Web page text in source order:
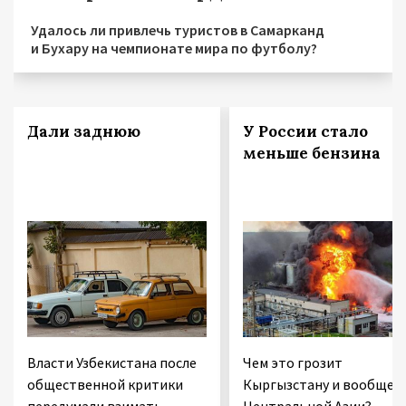
Удалось ли привлечь туристов в Самарканд
и Бухару на чемпионате мира по футболу?
Дали заднюю
Власти Узбекистана после
общественной критики
У России стало
меньше бензина
Чем это грозит
Кыргызстану и вообще